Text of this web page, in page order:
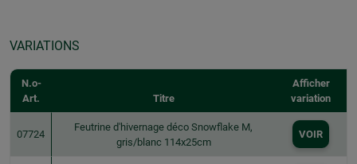
VARIATIONS
N.o-
Art.
Titre
Afficher
variation
07724
Feutrine d'hivernage déco Snowflake M,
gris/blanc 114x25cm
VOIR